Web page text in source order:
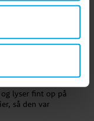
lyser fint op på
så den var